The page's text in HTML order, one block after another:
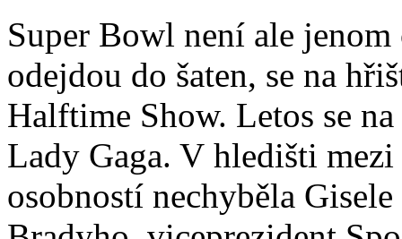
Super Bowl není ale
odejdou do šaten, se na
Halftime Show. Letos se
Lady Gaga. V hledišti
osobností nechyběla